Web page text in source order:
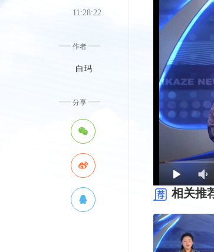
11:28:22
作者
白玛
分享
相关推